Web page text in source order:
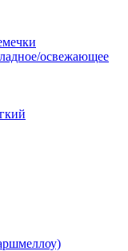
освежающее